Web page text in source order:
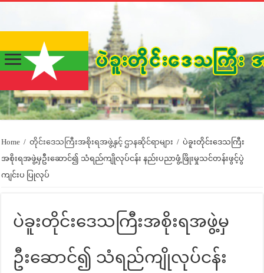
Home / တိုင်းဒေသကြီးအစိုးရအဖွဲ့နှင့် ဌာနဆိုင်ရာများ / ပဲခူးတိုင်းဒေသကြီး
အစိုးရအဖွဲ့မှဦးဆောင်၍ သံရည်ကျိုလုပ်ငန်း နည်းပညာဖွံ့ဖြိုးမှုသင်တန်းဖွင့်ပွဲ
ကျင်းပ ပြုလုပ်
ပဲခူးတိုင်းဒေသကြီးအစိုးရအဖွဲ့မှ
ဦးဆောင်၍ သံရည်ကျိုလုပ်ငန်း